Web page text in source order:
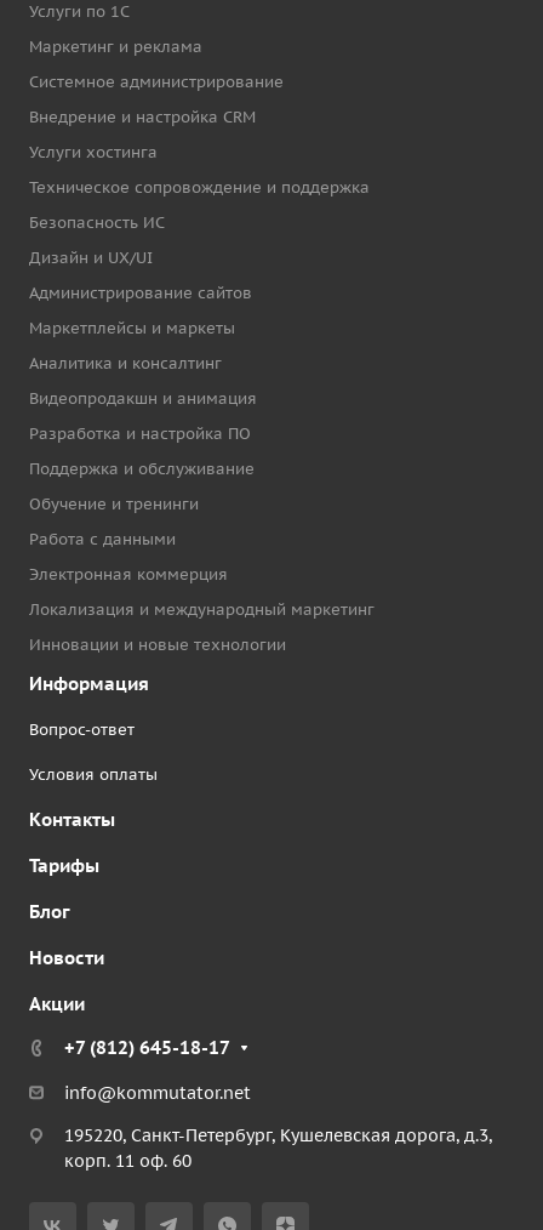
Услуги по 1С
Маркетинг и реклама
Системное администрирование
Внедрение и настройка CRM
Услуги хостинга
Техническое сопровождение и поддержка
Безопасность ИС
Дизайн и UX/UI
Администрирование сайтов
Маркетплейсы и маркеты
Аналитика и консалтинг
Видеопродакшн и анимация
Разработка и настройка ПО
Поддержка и обслуживание
Обучение и тренинги
Работа с данными
Электронная коммерция
Локализация и международный маркетинг
Инновации и новые технологии
Информация
Вопрос-ответ
Условия оплаты
Контакты
Тарифы
Блог
Новости
Акции
+7 (812) 645-18-17
info@kommutator.net
195220, Санкт-Петербург, Кушелевская дорога, д.3,
корп. 11 оф. 60